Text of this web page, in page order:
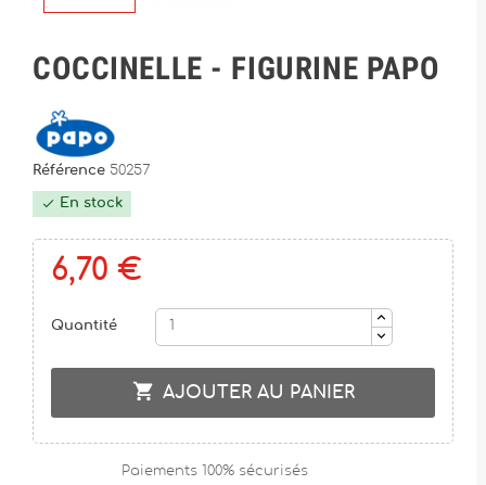
COCCINELLE - FIGURINE PAPO
Référence 50257
 En stock
6,70 €
Quantité
 AJOUTER AU PANIER
Paiements 100% sécurisés